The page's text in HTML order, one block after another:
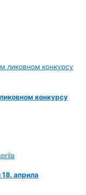
конкурсу
18. априла